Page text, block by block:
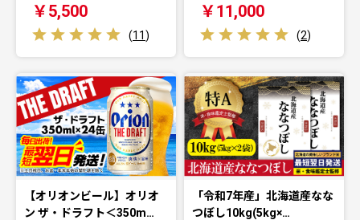
￥5,500
(11)
￥11,000
(2)
【オリオンビール】オリオ
ン ザ・ドラフト＜350m…
「令和7年産」北海道産なな
つぼし10kg(5kg×…